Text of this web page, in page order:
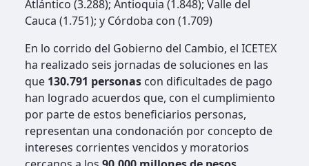
Atlántico (3.288); Antioquia (1.848); Valle del
Cauca (1.751); y Córdoba con (1.709)
En lo corrido del Gobierno del Cambio, el ICETEX
ha realizado seis jornadas de soluciones en las
que 130.791 personas con dificultades de pago
han logrado acuerdos que, con el cumplimiento
por parte de estos beneficiarios personas,
representan una condonación por concepto de
intereses corrientes vencidos y moratorios